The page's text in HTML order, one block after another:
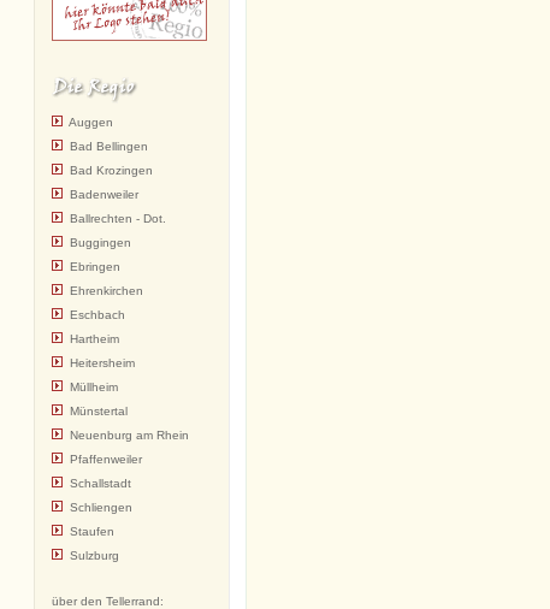
Auggen
Bad Bellingen
Bad Krozingen
Badenweiler
Ballrechten - Dot.
Buggingen
Ebringen
Ehrenkirchen
Eschbach
Hartheim
Heitersheim
Müllheim
Münstertal
Neuenburg am Rhein
Pfaffenweiler
Schallstadt
Schliengen
Staufen
Sulzburg
über den Tellerrand: